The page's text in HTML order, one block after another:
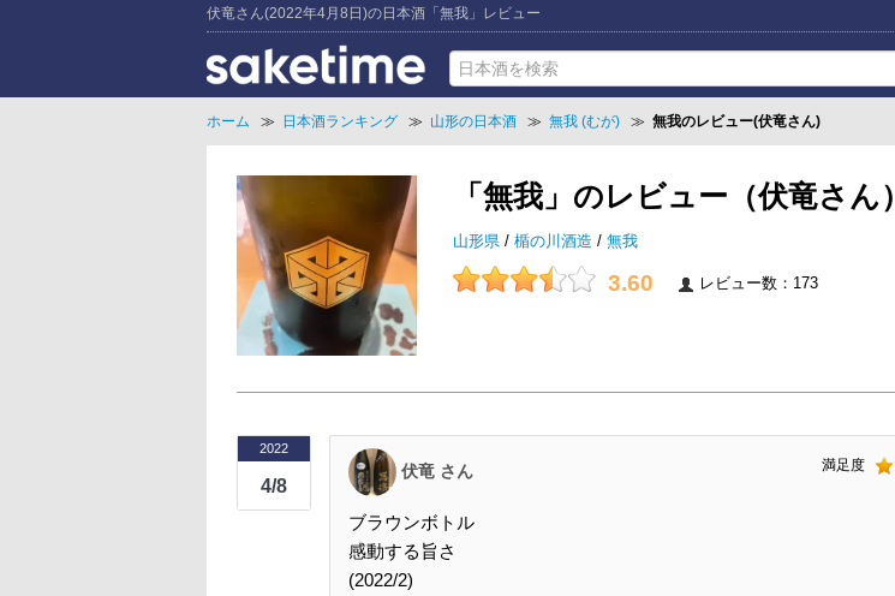
伏竜さん(2022年4月8日)の日本酒「無我」レビュー
ホーム ≫ 日本酒ランキング ≫ 山形の日本酒 ≫ 無我 (むが) ≫ 無我のレビュー(伏竜さん)
「無我」のレビュー（伏竜さん）
山形県 / 楯の川酒造 / 無我
3.60 レビュー数：173
2022
4/8
伏竜 さん 満足度
ブラウンボトル
感動する旨さ
(2022/2)